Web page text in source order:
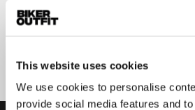
This website uses cookies
We use cookies to personalise
provide social media features and